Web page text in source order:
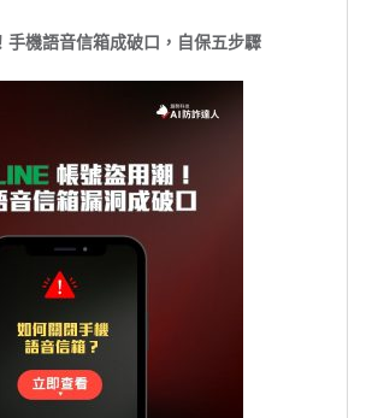
機語音信箱成破口，自保五步驟